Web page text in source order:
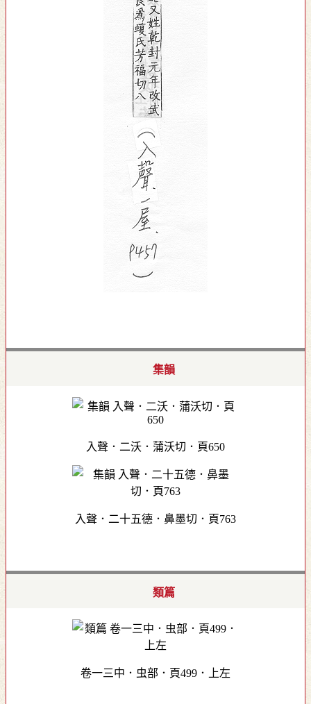
集韻
入聲．二沃．蒲沃切．頁650
入聲．二十五德．鼻墨切．頁763
類篇
卷一三中．虫部．頁499．上左